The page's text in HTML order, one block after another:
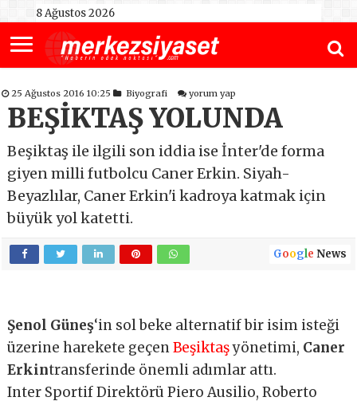
8 Ağustos 2026
25 Ağustos 2016 10:25 Biyografi yorum yap
BEŞİKTAŞ YOLUNDA
Beşiktaş ile ilgili son iddia ise İnter'de forma
giyen milli futbolcu Caner Erkin. Siyah-
Beyazlılar, Caner Erkin'i kadroya katmak için
büyük yol katetti.
Google News
Şenol Güneş‘in sol beke alternatif bir isim isteği
üzerine harekete geçenBeşiktaşyönetimi, Caner
Erkintransferinde önemli adımlar attı.
Inter Sportif Direktörü Piero Ausilio, Roberto